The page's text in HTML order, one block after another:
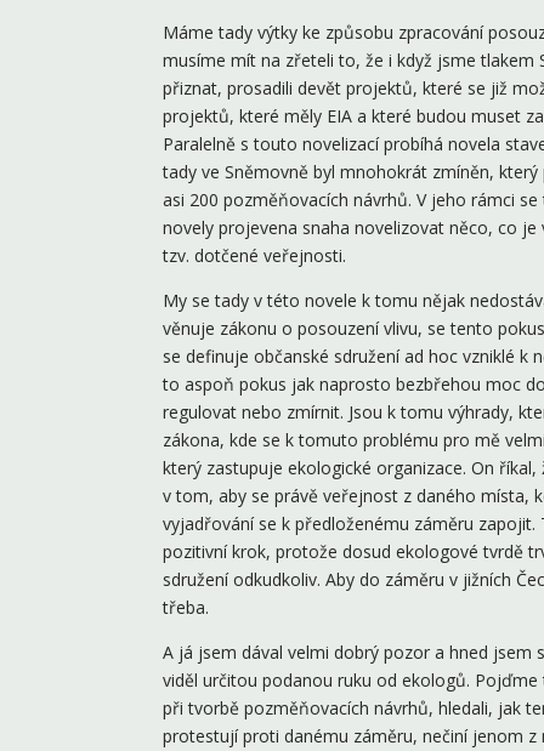
Máme tady výtky ke způsobu zpracování
musíme mít na zřeteli to, že i když jsme tlakem
přiznat, prosadili devět projektů, které se již
projektů, které měly EIA a které budou muset
Paralelně s touto novelizací probíhá novela
tady ve Sněmovně byl mnohokrát zmíněn,
asi 200 pozměňovacích návrhů. V jeho rámci
novely projevena snaha novelizovat něco, co
tzv. dotčené veřejnosti.
My se tady v této novele k tomu nějak
věnuje zákonu o posouzení vlivu, se tento
se definuje občanské sdružení ad hoc vzniklé k
to aspoň pokus jak naprosto bezbřehou moc
regulovat nebo zmírnit. Jsou k tomu výhrady,
zákona, kde se k tomuto problému pro mě
který zastupuje ekologické organizace. On
v tom, aby se právě veřejnost z daného místa,
vyjadřování se k předloženému záměru
pozitivní krok, protože dosud ekologové tvrdě
sdružení odkudkoliv. Aby do záměru v jižních
třeba.
A já jsem dával velmi dobrý pozor a hned
viděl určitou podanou ruku od ekologů.
při tvorbě pozměňovacích návrhů, hledali, jak
protestují proti danému záměru, nečiní jenom